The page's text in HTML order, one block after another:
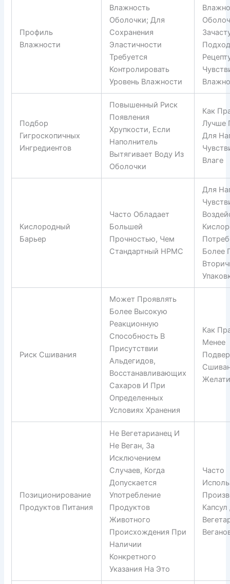
Профиль
Влажности
Влажность
Оболочки; Для
Сохранения
Эластичности
Требуется
Контролировать
Уровень Влажности
Подбор
Гигроскопичных
Ингредиентов
Повышенный Риск
Появления
Хрупкости, Если
Наполнитель
Вытягивает Воду Из
Оболочки
Как
Лучше
Для
Влаге
Кислородный
Барьер
Часто Обладает
Большей
Прочностью, Чем
Стандартный HPMC
Для
Более
Риск Сшивания
Может Проявлять
Более Высокую
Реакционную
Способность В
Присутствии
Альдегидов,
Восстанавливающих
Сахаров И При
Определенных
Условиях Хранения
Как
Менее
Позиционирование
Продуктов Питания
Не Вегетарианец И
Не Веган, За
Исключением
Случаев, Когда
Допускается
Употребление
Продуктов
Животного
Происхождения При
Наличии
Конкретного
Указания На Это
Часто